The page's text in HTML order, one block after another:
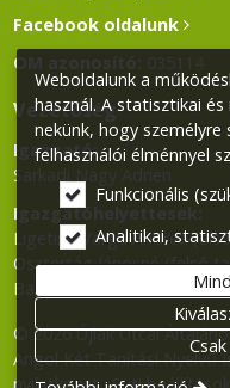
Facebook oldalunk
OM azonosító: 035114
Vezetőség
Igazgató:
Sarkadi Nagy Adrien
Igazgatóhelyettesek:
Ligetiné Varga Andrea
Osztertág Jánosné (felső
Balla Klára (Német
© 2026 Újlak Utcai
Angol Két Tanítási Nyelvű
Weboldalunk a
használ. A statisztikai
nekünk, hogy
felhasználói élménnyel
Funkcionális
Analitikai,